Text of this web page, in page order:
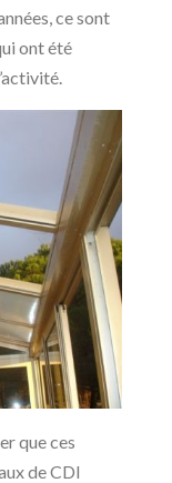
ce sont
ont été
que ces
de CDI